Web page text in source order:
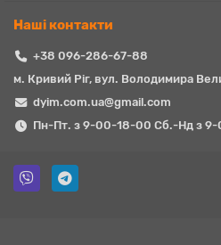
Наші контакти
+38 096-286-67-88
м. Кривий Ріг, вул. Володимира
dyim.com.ua@gmail.com
Пн-Пт. з 9-00-18-00 Сб.-Нд з